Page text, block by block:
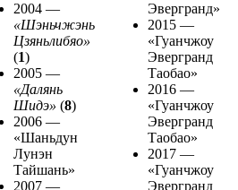
2004 —
«Шэньчжэнь
Цзяньлибяо»
(1)
2005 —
«Далянь
Шидэ» (8)
2006 —
«Шаньдун
Лунэн
Тайшань»
2007 —
Эвергранд»
2015—
«Гуанчжоу
Эвергранд
Таобао»
2016—
«Гуанчжоу
Эвергранд
Таобао»
2017—
«Гуанчжоу
Эвергранд